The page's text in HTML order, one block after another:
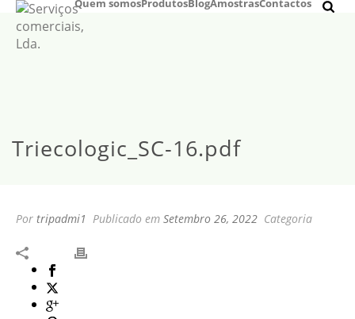
Quem somosProdutosBlogAmostrasContactos
Triecologic_SC-16.pdf
Por tripadmi1 Publicado em Setembro 26, 2022 Categoria